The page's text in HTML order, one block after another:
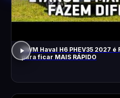
GWM Haval H6 PHEV35 2027
para ficar MAIS RÁPIDO